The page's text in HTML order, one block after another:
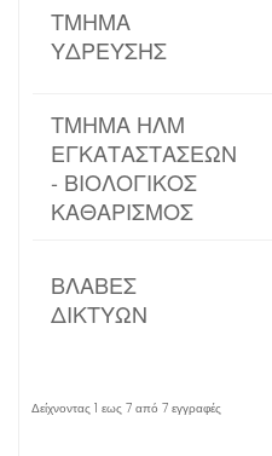
ΤΜΗΜΑ
ΥΔΡΕΥΣΗΣ
ΤΜΗΜΑ ΗΛΜ
ΕΓΚΑΤΑΣΤΑΣΕΩΝ
- ΒΙΟΛΟΓΙΚΟΣ
ΚΑΘΑΡΙΣΜΟΣ
ΒΛΑΒΕΣ
ΔΙΚΤΥΩΝ
Δείχνοντας 1 εως 7 από 7 εγγραφές